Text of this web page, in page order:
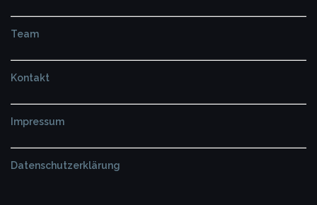
Team
Kontakt
Impressum
Datenschutzerklärung